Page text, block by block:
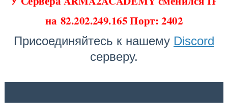
на82.202.249.165 Порт: 2402
Присоединяйтесь к нашему Discord
серверу.